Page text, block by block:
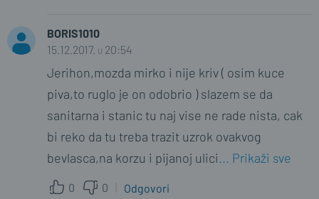
BORIS1010
15.12.2017. u 20:54
Jerihon,mozda mirko i nije kriv ( osim kuce
piva,to ruglo je on odobrio ) slazem se da
sanitarna i stanic tu naj vise ne rade nista, cak
bi reko da tu treba trazit uzrok ovakvog
bevlasca,na korzu i pijanoj ulici... Prikaži sve
0 0 Odgovori